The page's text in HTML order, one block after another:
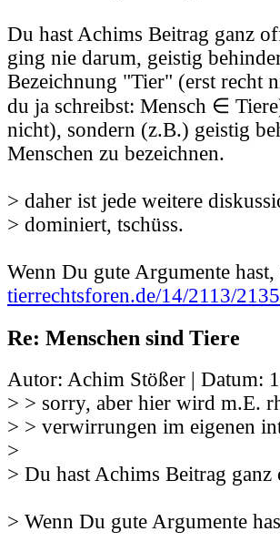
Du hast Achims Beitrag ganz
ging nie darum, geistig
Bezeichnung "Tier" (erst recht
du ja schreibst: Mensch ∈
nicht), sondern (z.B.) geistig
Menschen zu bezeichnen.
> daher ist jede weitere
> dominiert, tschüss.
Wenn Du gute Argumente
tierrechtsforen.de/14/2113/2135
Re: Menschen sind Tiere
Autor: Achim Stößer | Datum:
> > sorry, aber hier wird m.E.
> > verwirrungen im eigenen
>
> Du hast Achims Beitrag
> Wenn Du gute Argumente